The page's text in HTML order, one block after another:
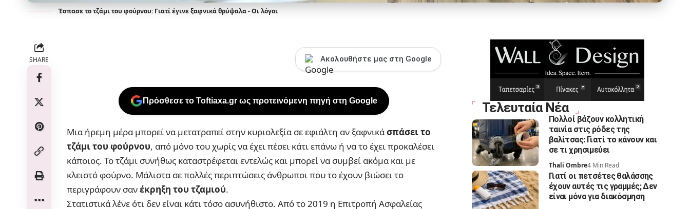
Έσπασε το τζάμι του φούρνου: Γιατί έγινε ξαφνικά θρύψαλα - Οι λόγοι
SHARE Ακολουθήστε μας στη Google
Πρόσθεσε το Toftiaxa.gr ως προτεινόμενη πηγή στη Google
Μια ήρεμη μέρα μπορεί να μετατραπεί στην κυριολεξία σε εφιάλτη αν ξαφνικάσπάσει το
τζάμι του φούρνου, από μόνο του χωρίς να έχει πέσει κάτι επάνω ή να το έχει προκαλέσει
κάποιος. Το τζάμι συνήθως καταστρέφεται εντελώς και μπορεί να συμβεί ακόμα και με
κλειστό φούρνο. Μάλιστα σε πολλές περιπτώσεις άνθρωποι που το έχουν βιώσει το
περιγράφουν σανέκρηξη του τζαμιού.
Στατιστικά λένε ότι δεν είναι κάτι τόσο ασυνήθιστο. Από το 2019 η Επιτροπή Ασφαλείας
Τελευταία Νέα
Πολλοί βάζουν κολλητική
ταινία στις ρόδες της
βαλίτσας: Γιατί το κάνουν και
σε τι χρησιμεύει
Thali Ombre4 Min Read
Γιατί οι πετσέτες θαλάσσης
έχουν αυτές τις γραμμές; Δεν
είναι μόνο για διακόσμηση